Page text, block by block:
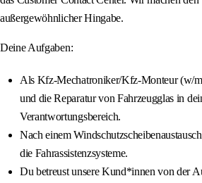
außergewöhnlicher Hingabe.
Deine Aufgaben:
Als Kfz-Mechatroniker/Kfz-Monteur (w/
und die Reparatur von Fahrzeugglas in
Verantwortungsbereich.
Nach einem
die Fahrassistenzsysteme.
Du betreust unsere Kund*innen von der